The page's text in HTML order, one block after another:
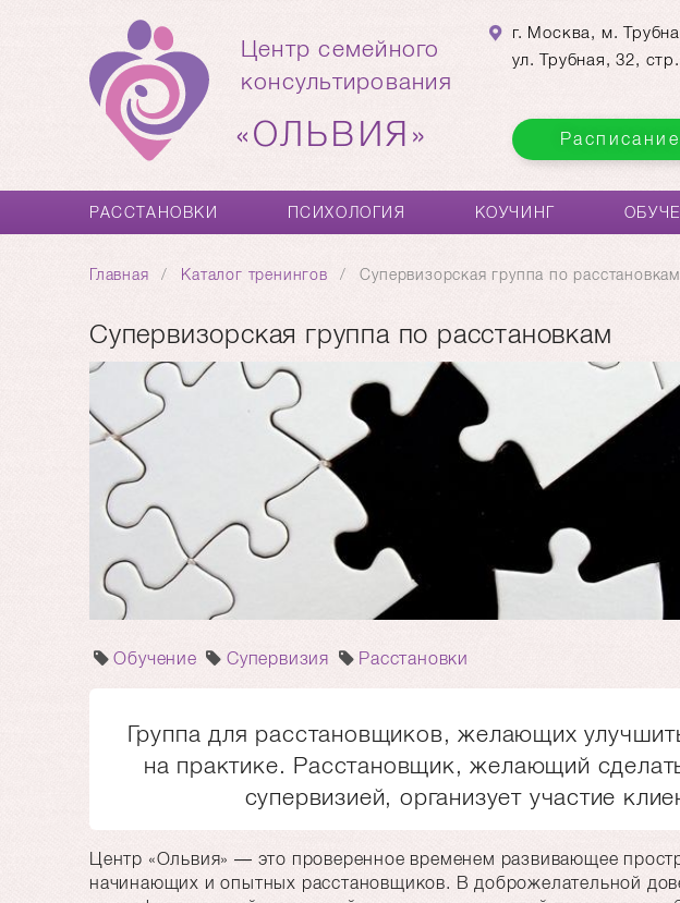
Центр семейного
консультирования
«ОЛЬВИЯ»
г. Москва, м.
ул. Трубная, 32,
Расписание
РАССТАНОВКИ ПСИХОЛОГИЯ КОУЧИНГ
Главная Каталог тренингов Супервизорская группа по расстановкам
Супервизорская группа по расстановкам
Обучение Супервизия Расстановки
Группа для расстановщиков, желающих
на практике. Расстановщик, желающий
супервизией, организует участие
Центр «Ольвия» — это проверенное временем развивающее
начинающих и опытных расстановщиков. В доброжелательной